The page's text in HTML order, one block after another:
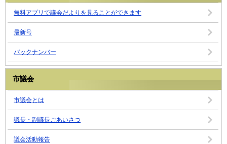
無料アプリで議会だよりを見ることができます
最新号
バックナンバー
市議会
市議会とは
議長・副議長ごあいさつ
議会活動報告